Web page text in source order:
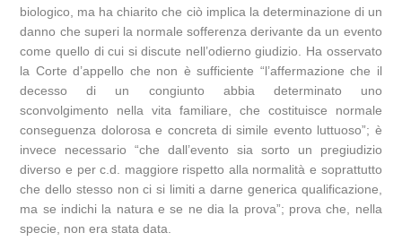
biologico, ma ha chiarito che ciò implica la determinazione di un
danno che superi la normale sofferenza derivante da un evento
come quello di cui si discute nell’odierno giudizio. Ha osservato
la Corte d’appello che non è sufficiente “l’affermazione che il
decesso di un congiunto abbia determinato uno
sconvolgimento nella vita familiare, che costituisce normale
conseguenza dolorosa e concreta di simile evento luttuoso”; è
invece necessario “che dall’evento sia sorto un pregiudizio
diverso e per c.d. maggiore rispetto alla normalità e soprattutto
che dello stesso non ci si limiti a darne generica qualificazione,
ma se indichi la natura e se ne dia la prova”; prova che, nella
specie, non era stata data.